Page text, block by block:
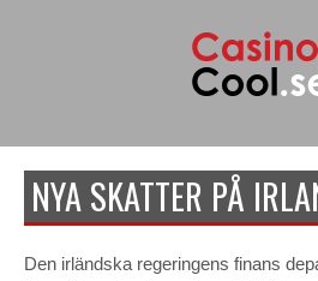
NYA SKATTER PÅ
Den irländska regeringens finans